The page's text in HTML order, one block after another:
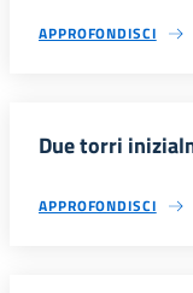
APPROFONDISCI
Due torri
APPROFONDISCI